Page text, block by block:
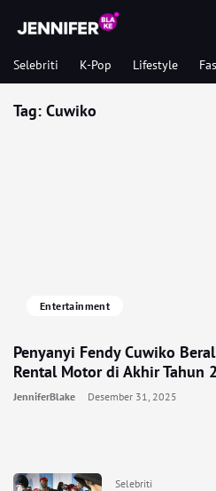
Selebriti K-Pop Lifestyle
Selebriti
Tag: Cuwiko
Entertainment
Penyanyi Fendy Cuwiko
Rental Motor di Akhir Tahun
JenniferBlake Desember 31, 2025